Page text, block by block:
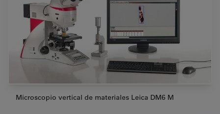
Microscopio vertical de materiales Leica DM6 M